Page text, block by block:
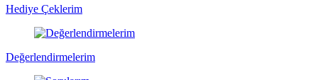
Hediye Çeklerim
Değerlendirmelerim